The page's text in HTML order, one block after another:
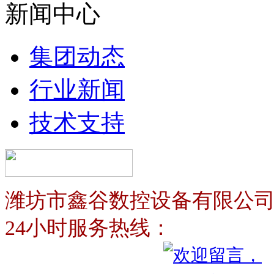
新闻中心
集团动态
行业新闻
技术支持
潍坊市鑫谷数控设备有限公
24小时服务热线：